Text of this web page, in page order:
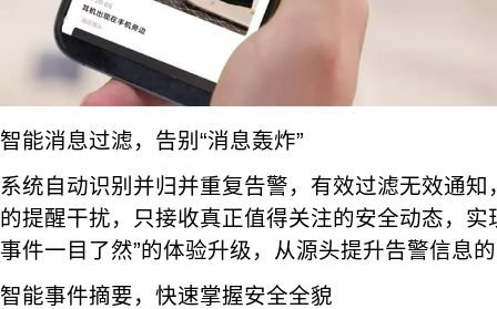
智能消息过滤，告别“消息轰炸”
系统自动识别并归并重复告警，有效过滤无效通
的提醒干扰，只接收真正值得关注的安全动态，实
事件一目了然”的体验升级，从源头提升告警信息
智能事件摘要，快速掌握安全全貌